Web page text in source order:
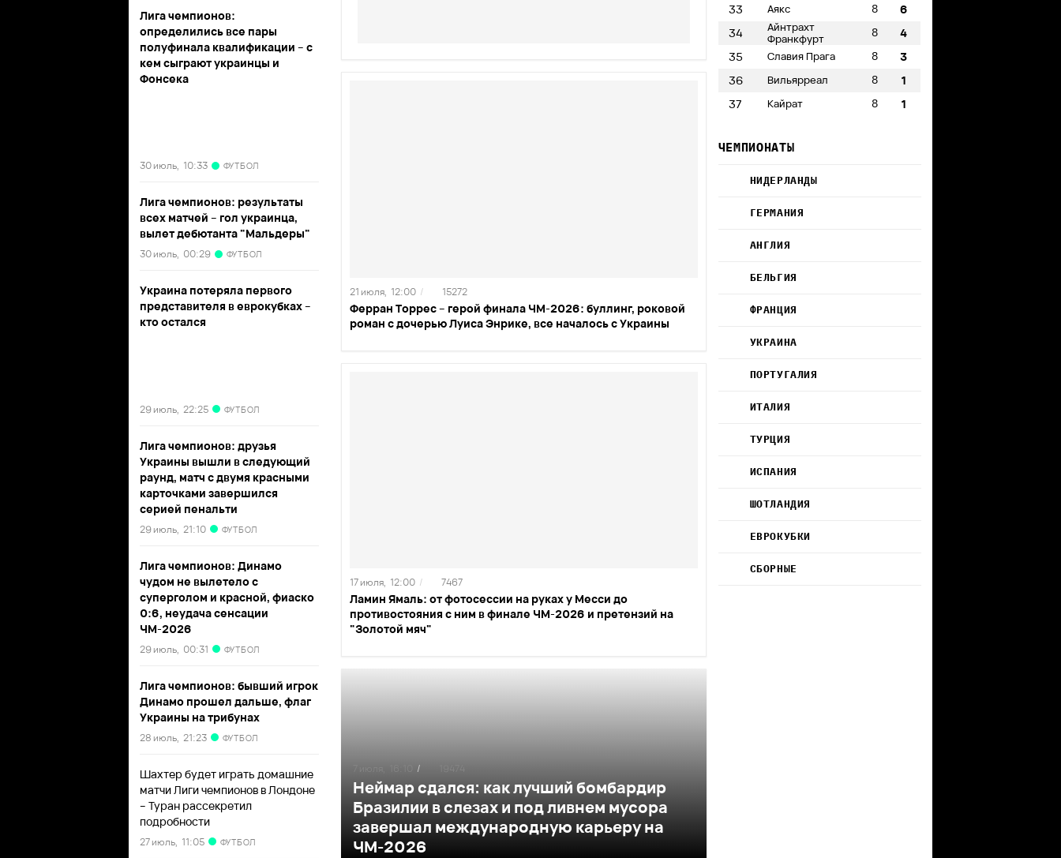
Лига чемпионов:
определились все пары
полуфинала квалификации – с
кем сыграют украинцы и
Фонсека
30 июль, 10:33 ФУТБОЛ
Лига чемпионов: результаты
всех матчей – гол украинца,
вылет дебютанта "Мальдеры"
30 июль, 00:29 ФУТБОЛ
Украина потеряла первого
представителя в еврокубках –
кто остался
29 июль, 22:25 ФУТБОЛ
Лига чемпионов: друзья
Украины вышли в следующий
раунд, матч с двумя красными
карточками завершился
серией пенальти
29 июль, 21:10 ФУТБОЛ
Лига чемпионов: Динамо
чудом не вылетело с
суперголом и красной, фиаско
0:6, неудача сенсации
ЧМ-2026
29 июль, 00:31 ФУТБОЛ
Лига чемпионов: бывший игрок
Динамо прошел дальше, флаг
Украины на трибунах
28 июль, 21:23 ФУТБОЛ
Шахтер будет играть домашние
матчи Лиги чемпионов в Лондоне
– Туран рассекретил
подробности
27 июль, 11:05 ФУТБОЛ
Ферран Торрес – герой финала ЧМ-2026: буллинг, роковой
роман с дочерью Луиса Энрике, все началось с Украины
21 июля, 12:00 / 15272
Ламин Ямаль: от фотосессии на руках у Месси до
противостояния с ним в финале ЧМ-2026 и претензий на
"Золотой мяч"
17 июля, 12:00 / 7467
Неймар сдался: как лучший бомбардир
Бразилии в слезах и под ливнем мусора
завершал международную карьеру на
ЧМ-2026
/
33
Аякс 8
6
34
Айнтрахт
Франкфурт
8
4
35
Славия Прага 8
3
36
Вильярреал 8
1
37
Кайрат 8 1
ЧЕМПИОНАТЫ
НИДЕРЛАНДЫ
ГЕРМАНИЯ
АНГЛИЯ
БЕЛЬГИЯ
ФРАНЦИЯ
УКРАИНА
ПОРТУГАЛИЯ
ИТАЛИЯ
ТУРЦИЯ
ИСПАНИЯ
ШОТЛАНДИЯ
ЕВРОКУБКИ
СБОРНЫЕ